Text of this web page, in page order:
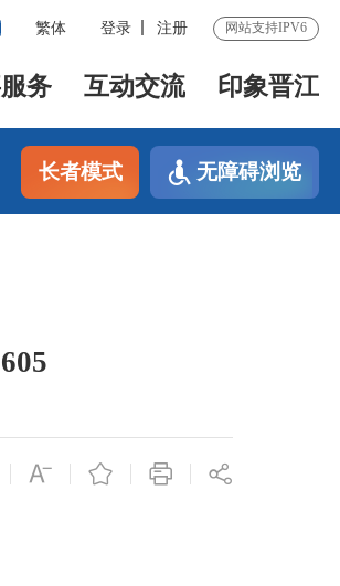
繁体 登录 注册 网站支持IPV6
务 互动交流 印象晋江
长者模式 无障碍浏览